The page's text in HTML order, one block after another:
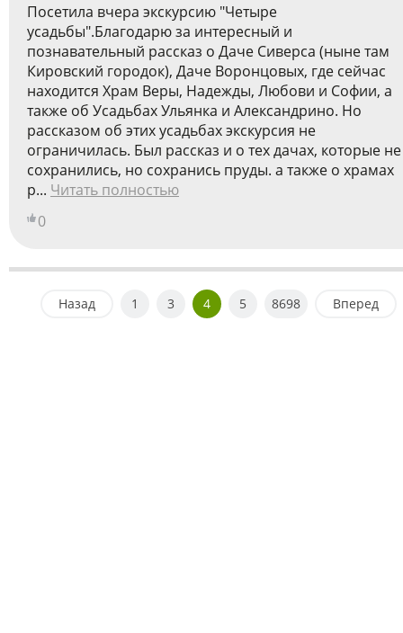
Посетила вчера экскурсию "Четыре
усадьбы".Благодарю за интересный и
познавательный рассказ о Даче Сиверса (ныне там
Кировский городок), Даче Воронцовых, где сейчас
находится Храм Веры, Надежды, Любови и Софии, а
также об Усадьбах Ульянка и Александрино. Но
рассказом об этих усадьбах экскурсия не
ограничилась. Был рассказ и о тех дачах, которые не
сохранились, но сохранись пруды. а также о храмах
р... Читать полностью
0
Назад 1 3 4 5 8698 Вперед